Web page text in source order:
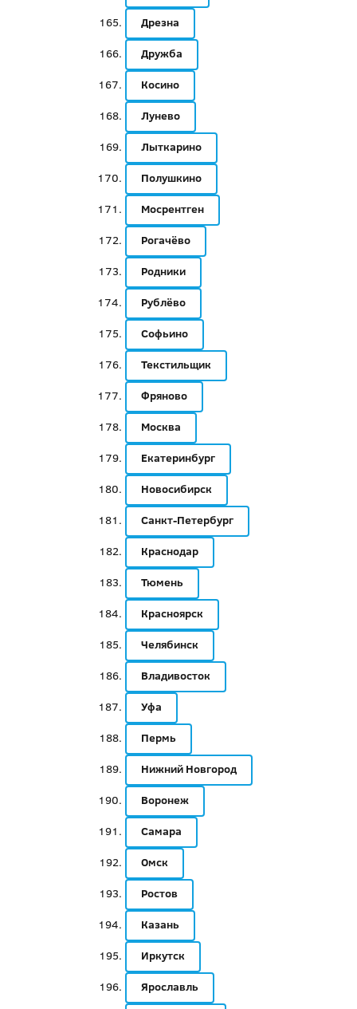
Дрезна
Дружба
Косино
Лунево
Лыткарино
Полушкино
Мосрентген
Рогачёво
Родники
Рублёво
Софьино
Текстильщик
Фряново
Москва
Екатеринбург
Новосибирск
Санкт-Петербург
Краснодар
Тюмень
Красноярск
Челябинск
Владивосток
Уфа
Пермь
Нижний Новгород
Воронеж
Самара
Омск
Ростов
Казань
Иркутск
Ярославль